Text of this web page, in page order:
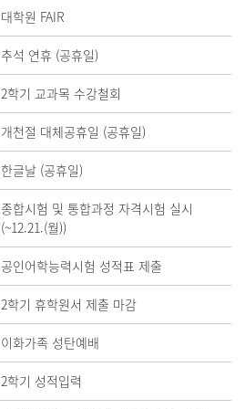
대학원 FAIR
추석 연휴 (공휴일)
2학기 교과목 수강철회
개천절 대체공휴일 (공휴일)
한글날 (공휴일)
종합시험 및 통합과정 자격시험 실시
(~12.21.(월))
공인어학능력시험 성적표 제출
2학기 휴학원서 제출 마감
이화가족 성탄예배
2학기 성적입력